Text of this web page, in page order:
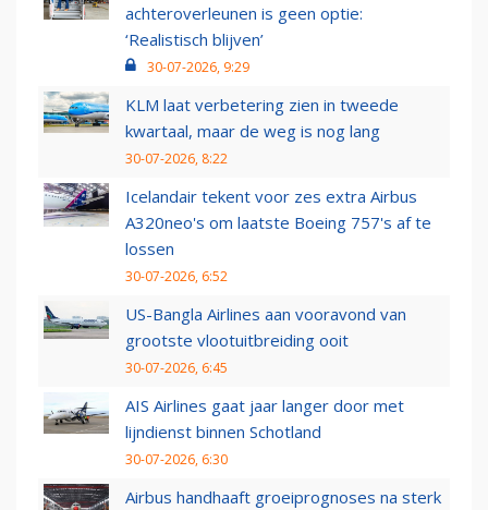
achteroverleunen is geen optie:
‘Realistisch blijven’
30-07-2026, 9:29
KLM laat verbetering zien in tweede
kwartaal, maar de weg is nog lang
30-07-2026, 8:22
Icelandair tekent voor zes extra Airbus
A320neo's om laatste Boeing 757's af te
lossen
30-07-2026, 6:52
US-Bangla Airlines aan vooravond van
grootste vlootuitbreiding ooit
30-07-2026, 6:45
AIS Airlines gaat jaar langer door met
lijndienst binnen Schotland
30-07-2026, 6:30
Airbus handhaaft groeiprognoses na sterk